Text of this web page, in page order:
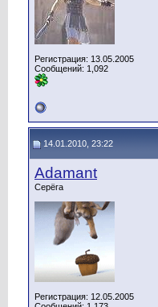
Регистрация: 13.05.2005
Сообщений: 1,092
14.01.2010, 23:22
Adamant
Серёга
Регистрация: 12.05.2005